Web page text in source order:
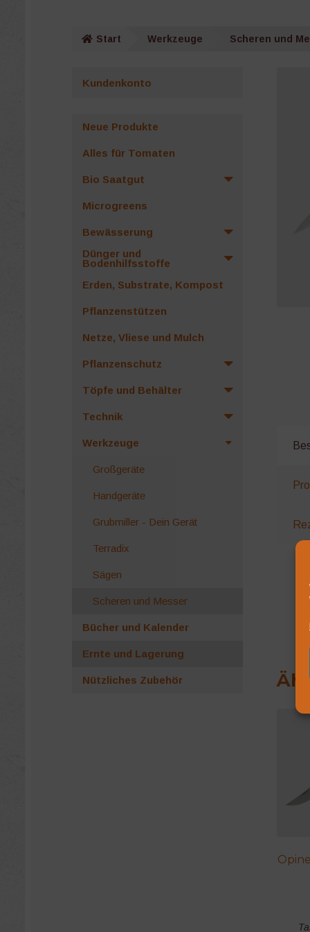
Start Werkzeuge Scheren und
Kundenkonto
Neue Produkte
Alles für Tomaten
Bio Saatgut
Microgreens
Bewässerung
Dünger und
Bodenhilfsstoffe
Erden, Substrate, Kompost
Pflanzenstützen
Netze, Vliese und Mulch
Pflanzenschutz
Töpfe und Behälter
Technik
Werkzeuge
Großgeräte
Handgeräte
Grubmiller - Dein Gerät
Terradix
Sägen
Scheren und Messer
Bücher und Kalender
Ernte und Lagerung
Nützliches Zubehör